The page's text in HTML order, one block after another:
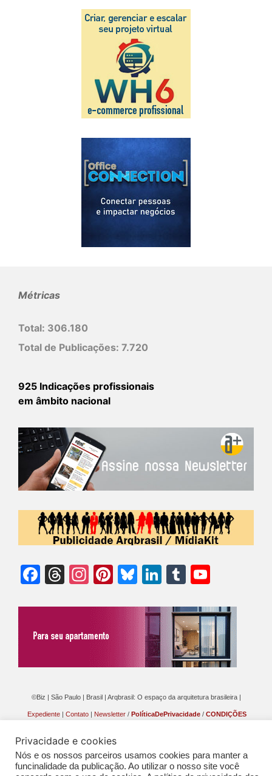
Métricas
Total: 306.180
Total de Publicações: 7.720
925 Indicações profissionais
em âmbito nacional
Facebook
Threads
Instagram
Pinterest
Bluesky
LinkedIn
Tumblr
©Biz | São Paulo | Brasil | Arqbrasil: O espaço da arquitetura brasileira |
Expediente | Contato | Newsletter / PolíticaDePrivacidade / CONDIÇÕES
Privacidade e cookies
Nós e os nossos parceiros usamos cookies para manter a
funcinalidade da publicação. Ao utilizar o nosso site você